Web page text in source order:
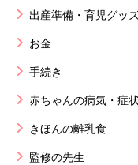
出産準備・育児グッ
お金
手続き
赤ちゃんの病気・症
きほんの離乳食
監修の先生